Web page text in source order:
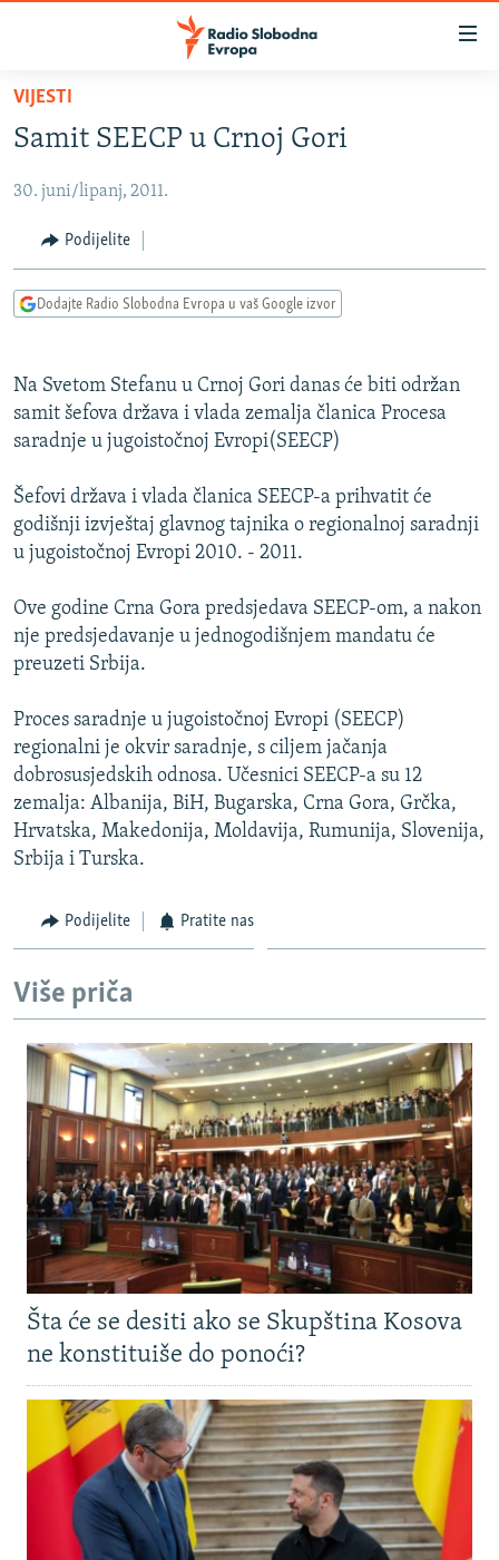
Pređite
glavni
Pređite
Pređite
SRBIJA
KOSOVO
VIZUELNO
FOTOGALERIJE
INFOGRAFIKE
RAT U UKRAJINI
KINA NA BALKANU
RSE PRIČE IZ SVIJETA
ISPRIČAJ MI
DNEVNO@RSE
SPECIJALI RSE
VIŠE OD NASLOVA
GENOCID U SREBRENICI
POPLAVE I KLIZIŠTA U BIH 2024.
TV LIBERTY
POST SCRIPTUM
MOJA EVROPA
SVE KARTE DEJTONA
PRATITE NAS
Sve RFE/RL stranice
VIJESTI
Samit SEECP u Crnoj Gori
30. juni/lipanj, 2011.
Podijelite
Dodajte Radio Slobodna Evropa u vaš Google izvor
Na Svetom Stefanu u Crnoj Gori danas će biti održan
samit šefova država i vlada zemalja članica Procesa
saradnje u jugoistočnoj Evropi(SEECP)
Šefovi država i vlada članica SEECP-a prihvatit će
godišnji izvještaj glavnog tajnika o regionalnoj saradnji
u jugoistočnoj Evropi 2010. - 2011.
Ove godine Crna Gora predsjedava SEECP-om, a nakon
nje predsjedavanje u jednogodišnjem mandatu će
preuzeti Srbija.
Proces saradnje u jugoistočnoj Evropi (SEECP)
regionalni je okvir saradnje, s ciljem jačanja
dobrosusjedskih odnosa. Učesnici SEECP-a su 12
zemalja: Albanija, BiH, Bugarska, Crna Gora, Grčka,
Hrvatska, Makedonija, Moldavija, Rumunija, Slovenija,
Srbija i Turska.
Podijelite Pratite nas
Više priča
Šta će se desiti ako se Skupština Kosova
ne konstituiše do ponoći?